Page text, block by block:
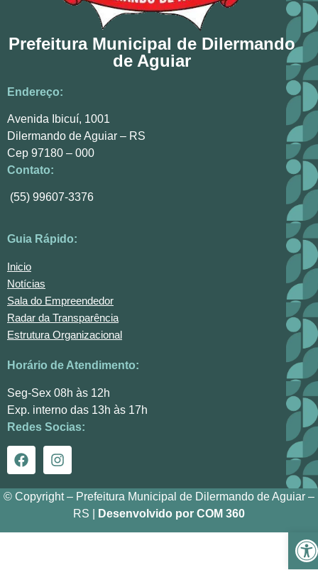
Prefeitura Municipal de Dilermando
de Aguiar
Endereço:
Avenida Ibicuí, 1001
Dilermando de Aguiar – RS
Cep 97180 – 000
Contato:
(55) 99607-3376
Guia Rápido:
Inicio
Notícias
Sala do Empreendedor
Radar da Transparência
Estrutura Organizacional
Horário de Atendimento:
Seg-Sex 08h às 12h
Exp. interno das 13h às 17h
Redes Socias:
© Copyright – Prefeitura Municipal de Dilermando de Aguiar –
RS |
Desenvolvido por COM 360